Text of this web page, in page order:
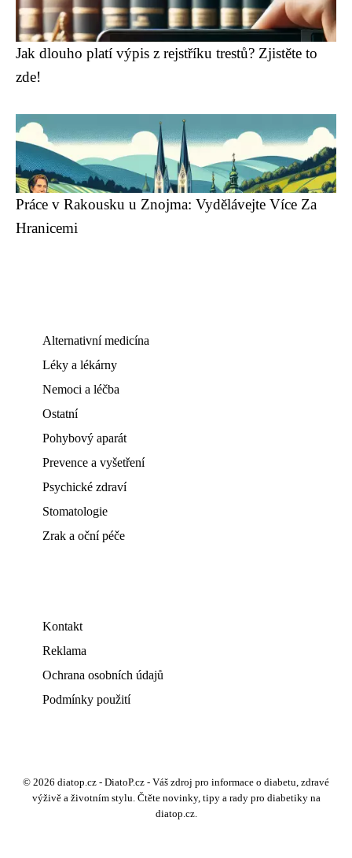
Jak dlouho platí výpis z rejstříku trestů? Zjistěte to
zde!
Práce v Rakousku u Znojma: Vydělávejte Více Za
Hranicemi
Alternativní medicína
Léky a lékárny
Nemoci a léčba
Ostatní
Pohybový aparát
Prevence a vyšetření
Psychické zdraví
Stomatologie
Zrak a oční péče
Kontakt
Reklama
Ochrana osobních údajů
Podmínky použití
© 2026 diatop.cz - DiatoP.cz - Váš zdroj pro informace o diabetu, zdravé
výživě a životním stylu. Čtěte novinky, tipy a rady pro diabetiky na
diatop.cz.